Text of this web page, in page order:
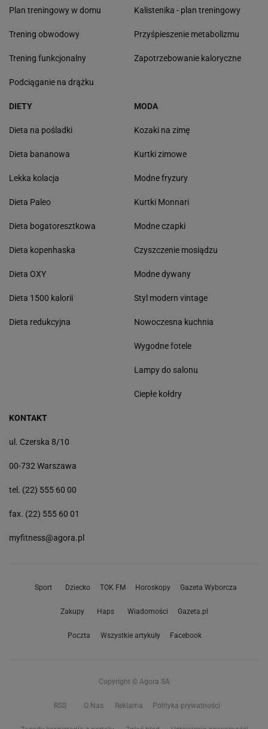
Plan treningowy w domu
Trening obwodowy
Trening funkcjonalny
Podciąganie na drążku
Kalistenika - plan treningowy
Przyśpieszenie metabolizmu
Zapotrzebowanie kaloryczne
DIETY
Dieta na pośladki
Dieta bananowa
Lekka kolacja
Dieta Paleo
Dieta bogatoresztkowa
Dieta kopenhaska
Dieta OXY
Dieta 1500 kalorii
Dieta redukcyjna
MODA
Kozaki na zimę
Kurtki zimowe
Modne fryzury
Kurtki Monnari
Modne czapki
Czyszczenie mosiądzu
Modne dywany
Styl modern vintage
Nowoczesna kuchnia
Wygodne fotele
Lampy do salonu
Ciepłe kołdry
KONTAKT
ul. Czerska 8/10
00-732 Warszawa
tel. (22) 555 60 00
fax. (22) 555 60 01
myfitness@agora.pl
Sport Dziecko TOK FM Horoskopy Gazeta Wyborcza
Zakupy Haps Wiadomości Gazeta.pl
Poczta Wszystkie artykuły Facebook
Copyright © Agora SA
RSS O Nas Reklama Polityka prywatności